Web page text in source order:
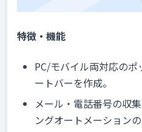
特徴・機能
PC/モバイル両対応の
ートバーを作成。
メール・電話番号の収
ングオートメーション